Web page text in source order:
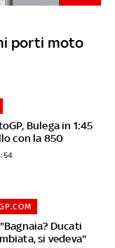
porti moto
Bulega in 1:45
con la 850
Ducati
si vedeva"